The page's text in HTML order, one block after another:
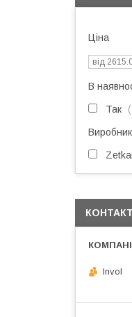
Ціна
В
Так
Виробник
Invol